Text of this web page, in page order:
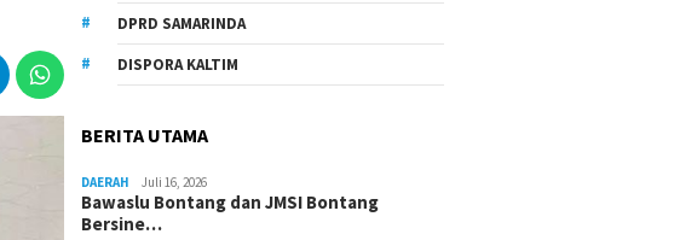
DPRD SAMARINDA
DISPORA KALTIM
BERITA UTAMA
DAERAH Juli 16, 2026
Bawaslu Bontang dan JMSI Bontang
Bersine…